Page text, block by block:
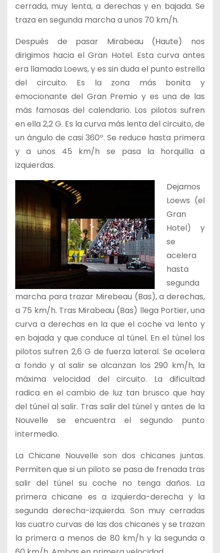
cerrada, muy lenta, a derechas y en bajada. Se
traza en segunda marcha a unos 70 km/h.
Después de pasar Mirabeau (Haute) nos
dirigimos hacia el Gran Hotel. Esta curva antes
era llamada Loews, y es sin duda el punto estrella
del circuito. Es la zona más bonita y
emocionante del Gran Premio y es una de las
más famosas del calendario. Los pilotos sufren
en ella 2,2 G. Es la curva más lenta del circuito, de
un ángulo de casi 360º. Se reduce hasta primera
y a unos 45 km/h se pasa la horquilla a
izquierdas.
Dejamos
Loews (el
Gran
Hotel) y
se
acelera
hasta
segunda
marcha para trazar Mirebeau (Bas), a derechas,
a 75 km/h. Tras Mirabeau (Bas) llega Portier, una
curva a derechas en la que el coche va lento y
en bajada y que conduce al túnel. En el túnel los
pilotos sufren 2,6 G de fuerza lateral. Se acelera
a fondo y al salir se alcanzan los 290 km/h, la
máxima velocidad del circuito. La dificultad
radica en el cambio de luz tan brusco que hay
del túnel al salir. Tras salir del túnel y antes de la
Nouvelle se encuentra el segundo punto
intermedio.
La Chicane Nouvelle son dos chicanes juntas.
Permiten que si un piloto se pasa de frenada tras
salir del túnel su coche no tenga daños. La
primera chicane es a izquierda-derecha y la
segunda derecha-izquierda. Son muy cerradas
las cuatro curvas de las dos chicanes y se trazan
la primera a menos de 80 km/h y la segunda a